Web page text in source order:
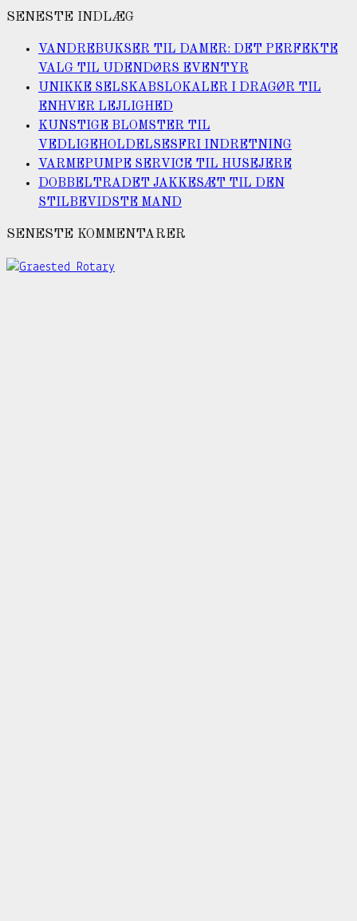
SENESTE INDLÆG
VANDREBUKSER TIL DAMER: DET PERFEKTE
VALG TIL UDENDØRS EVENTYR
UNIKKE SELSKABSLOKALER I DRAGØR TIL
ENHVER LEJLIGHED
KUNSTIGE BLOMSTER TIL
VEDLIGEHOLDELSESFRI INDRETNING
VARMEPUMPE SERVICE TIL HUSEJERE
DOBBELTRADET JAKKESÆT TIL DEN
STILBEVIDSTE MAND
SENESTE KOMMENTARER